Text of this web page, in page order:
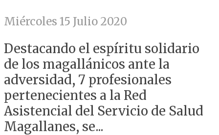
Miércoles 15 Julio 2020
Destacando el espíritu solidario
de los magallánicos ante la
adversidad, 7 profesionales
pertenecientes a la Red
Asistencial del Servicio de Salud
Magallanes, se...